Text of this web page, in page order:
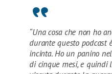
“Una cosa che non ho
durante questo podcast
incinta. Ho un panino
di cinque mesi, e quindi